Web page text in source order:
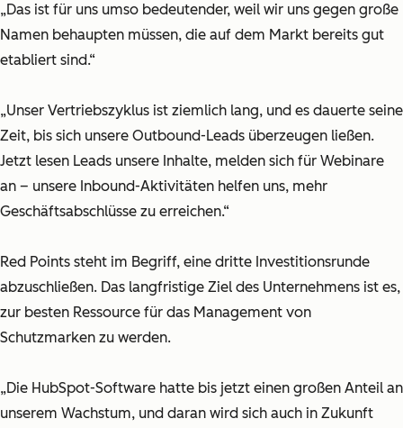
„Das ist für uns umso bedeutender, weil wir uns gegen große
Namen behaupten müssen, die auf dem Markt bereits gut
etabliert sind.“
„Unser Vertriebszyklus ist ziemlich lang, und es dauerte seine
Zeit, bis sich unsere Outbound-Leads überzeugen ließen.
Jetzt lesen Leads unsere Inhalte, melden sich für Webinare
an – unsere Inbound-Aktivitäten helfen uns, mehr
Geschäftsabschlüsse zu erreichen.“
Red Points steht im Begriff, eine dritte Investitionsrunde
abzuschließen. Das langfristige Ziel des Unternehmens ist es,
zur besten Ressource für das Management von
Schutzmarken zu werden.
„Die HubSpot-Software hatte bis jetzt einen großen Anteil an
unserem Wachstum, und daran wird sich auch in Zukunft